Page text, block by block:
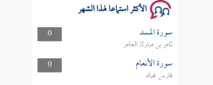
الأكثر استماعا لهذا الشهر
0 سورة المسد
ثامر بن مبارك العامر
0
سورة الأنعام
فارس عباد